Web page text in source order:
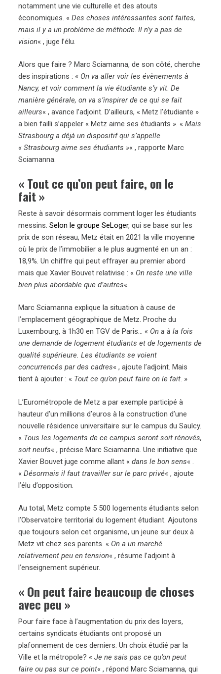
notamment une vie culturelle et des atouts
économiques. «Des choses intéressantes sont faites,
mais il y a un problème de méthode. Il n’y a pas de
vision« , juge l’élu.
Alors que faire ? Marc Sciamanna, de son côté, cherche
des inspirations : « On va aller voir les évènements à
Nancy, et voir comment la vie étudiante s’y vit. De
manière générale, on va s’inspirer de ce qui se fait
ailleurs« , avance l’adjoint. D’ailleurs, « Metz l’étudiante »
a bien failli s’appeler « Metz aime ses étudiants ». «Mais
Strasbourg a déjà un dispositif qui s’appelle
« Strasbourg aime ses étudiants »« , rapporte Marc
Sciamanna.
« Tout ce qu’on peut faire, on le
fait »
Reste à savoir désormais comment loger les étudiants
messins.Selon le groupe SeLoger, qui se base sur les
prix de son réseau, Metz était en 2021 la ville moyenne
où le prix de l’immobilier a le plus augmenté en un an :
18,9%. Un chiffre qui peut effrayer au premier abord
mais que Xavier Bouvet relativise : « On reste une ville
bien plus abordable que d’autres« .
Marc Sciamanna explique la situation à cause de
l’emplacement géographique de Metz. Proche du
Luxembourg, à 1h30 en TGV de Paris… « On a à la fois
une demande de logement étudiants et de logements de
qualité supérieure. Les étudiants se voient
concurrencés par des cadres« , ajoute l’adjoint. Mais
tient à ajouter : « Tout ce qu’on peut faire on le fait. »
L’Eurométropole de Metz a par exemple participé à
hauteur d’un millions d’euros à la construction d’une
nouvelle résidence universitaire sur le campus du Saulcy.
« Tous les logements de ce campus seront soit rénovés,
soit neufs« , précise Marc Sciamanna. Une initiative que
Xavier Bouvet juge comme allant «dans le bon sens« .
«Désormais il faut travailler sur le parc privé« , ajoute
l’élu d’opposition.
Au total, Metz compte 5 500 logements étudiants selon
l’Observatoire territorial du logement étudiant. Ajoutons
que toujours selon cet organisme, un jeune sur deux à
Metz vit chez ses parents. « On a un marché
relativement peu en tension« , résume l’adjoint à
l’enseignement supérieur.
« On peut faire beaucoup de choses
avec peu »
Pour faire face à l’augmentation du prix des loyers,
certains syndicats étudiants ont proposé un
plafonnement de ces derniers. Un choix étudié par la
Ville et la métropole? «Je ne sais pas ce qu’on peut
faire ou pas sur ce point« , répond Marc Sciamanna, qui